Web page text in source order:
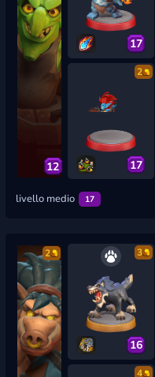
12
17
2
17
livello medio 17
2 3
16
4